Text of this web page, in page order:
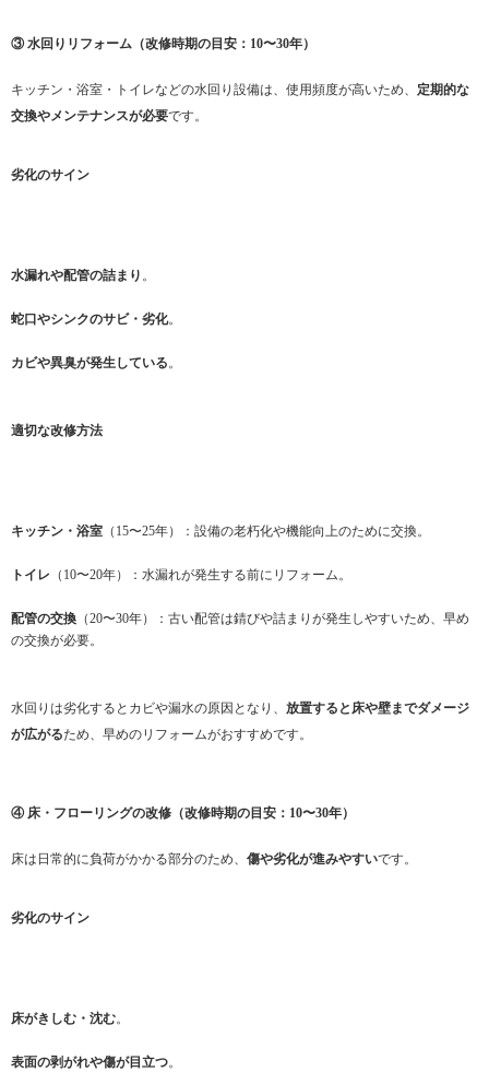
③ 水回りリフォーム（改修時期の目安：10〜30年）
キッチン・浴室・トイレなどの水回り設備は、使用頻度が高いため、 定期的な
交換やメンテナンスが必要です。
劣化のサイン
水漏れや配管の詰まり 。
蛇口やシンクのサビ・劣化。
カビや異臭が発生している。
適切な改修方法
キッチン・浴室 （15〜25年）：設備の老朽化や機能向上のために交換。
トイレ （10〜20年）：水漏れが発生する前にリフォーム。
配管の交換 （20〜30年）：古い配管は錆びや詰まりが発生しやすいため、早め
の交換が必要。
水回りは劣化するとカビや漏水の原因となり、 放置すると床や壁までダメージ
が広がるため、早めのリフォームがおすすめです。
④ 床・フローリングの改修（改修時期の目安：10〜30年）
床は日常的に負荷がかかる部分のため、 傷や劣化が進みやすいです。
劣化のサイン
床がきしむ・沈む。
表面の剥がれや傷が目立つ。